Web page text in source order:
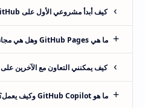
كيف أبدأ مشروعي الأول على GitHub؟
ما هي GitHub Pages وهل هي مجانية؟
كيف يمكنني التعاون مع الآخرين على GitHub؟
ما هو GitHub Copilot وكيف يعمل؟